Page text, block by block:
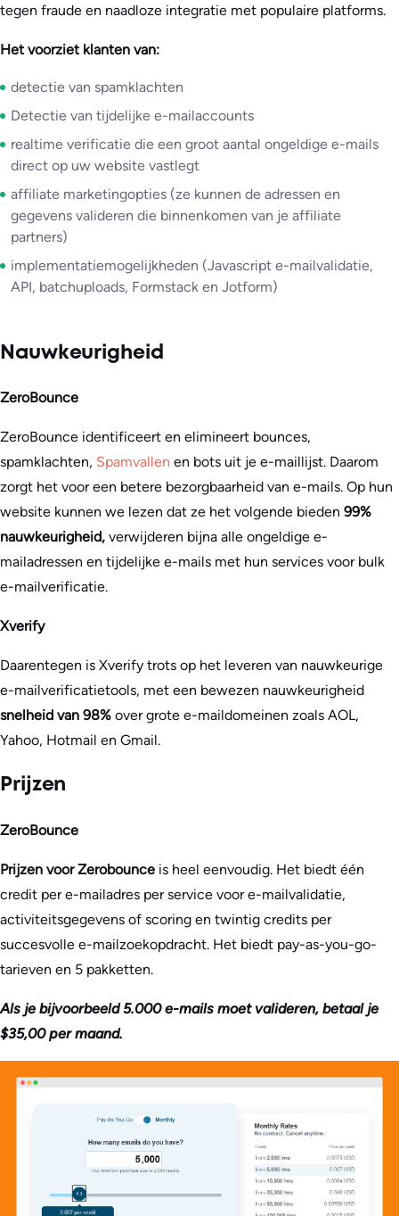
tegen fraude en naadloze integratie met populaire platforms.
Het voorziet klanten van:
detectie van spamklachten
Detectie van tijdelijke e-mailaccounts
realtime verificatie die een groot aantal ongeldige e-mails
direct op uw website vastlegt
affiliate marketingopties (ze kunnen de adressen en
gegevens valideren die binnenkomen van je affiliate
partners)
implementatiemogelijkheden (Javascript e-mailvalidatie,
API, batchuploads, Formstack en Jotform)
Nauwkeurigheid
ZeroBounce
ZeroBounce identificeert en elimineert bounces,
spamklachten, Spamvallen en bots uit je e-maillijst. Daarom
zorgt het voor een betere bezorgbaarheid van e-mails. Op hun
website kunnen we lezen dat ze het volgende bieden 99%
nauwkeurigheid, verwijderen bijna alle ongeldige e-
mailadressen en tijdelijke e-mails met hun services voor bulk
e-mailverificatie.
Xverify
Daarentegen is Xverify trots op het leveren van nauwkeurige
e-mailverificatietools, met een bewezen nauwkeurigheid
snelheid van 98% over grote e-maildomeinen zoals AOL,
Yahoo, Hotmail en Gmail.
Prijzen
ZeroBounce
Prijzen voor Zerobounce is heel eenvoudig. Het biedt één
credit per e-mailadres per service voor e-mailvalidatie,
activiteitsgegevens of scoring en twintig credits per
succesvolle e-mailzoekopdracht. Het biedt pay-as-you-go-
tarieven en 5 pakketten.
Als je bijvoorbeeld 5.000 e-mails moet valideren, betaal je
$35,00 per maand.